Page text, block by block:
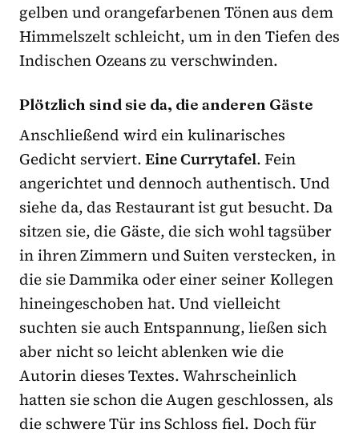
gelben und orangefarbenen Tönen aus dem
Himmelszelt schleicht, um in den Tiefen des
Indischen Ozeans zu verschwinden.
Plötzlich sind sie da, die anderen Gäste
Anschließend wird ein kulinarisches
Gedicht serviert.Eine Currytafel. Fein
angerichtet und dennoch authentisch. Und
siehe da, das Restaurant ist gut besucht. Da
sitzen sie, die Gäste, die sich wohl tagsüber
in ihren Zimmern und Suiten verstecken, in
die sie Dammika oder einer seiner Kollegen
hineingeschoben hat. Und vielleicht
suchten sie auch Entspannung, ließen sich
aber nicht so leicht ablenken wie die
Autorin dieses Textes. Wahrscheinlich
hatten sie schon die Augen geschlossen, als
die schwere Tür ins Schloss fiel. Doch für